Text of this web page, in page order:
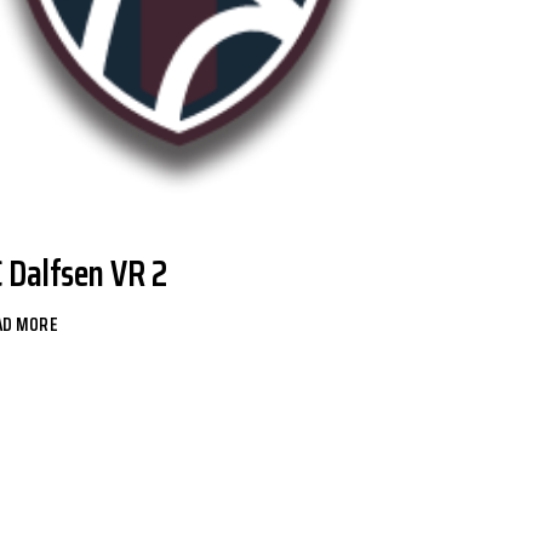
Dalfsen VR 2
MORE